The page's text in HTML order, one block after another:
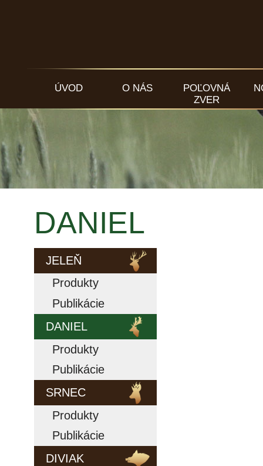
ÚVOD O NÁS
POĽOVNÁ
ZVER
DANIEL
JELEŇ
Produkty
Publikácie
DANIEL
Produkty
Publikácie
SRNEC
Produkty
Publikácie
DIVIAK